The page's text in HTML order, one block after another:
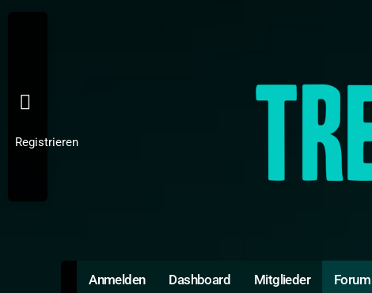
Anmelden Dashboard Mitglieder Forum
Registrieren